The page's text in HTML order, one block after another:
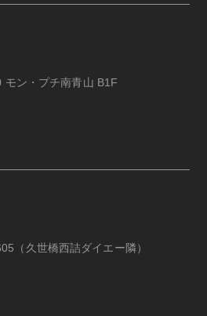
ン・プチ南青山 B1F
（久世橋西詰ダイエー隣）